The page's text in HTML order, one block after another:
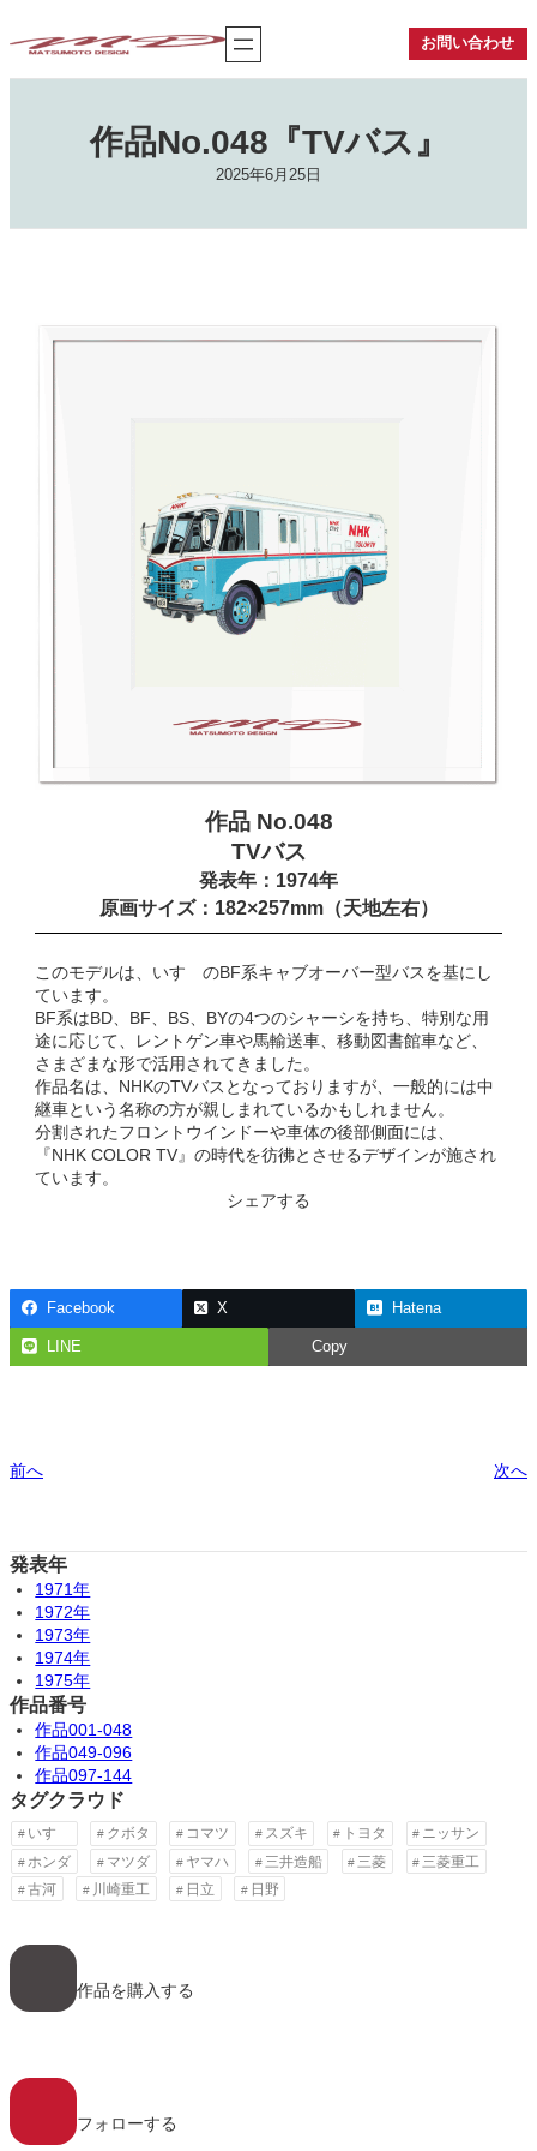
容
お問い合わせ
作品No.048『TVバス』
2025年6月25日
作品 No.048
TVバス
発表年：1974年
原画サイズ：182×257mm（天地左右）
このモデルは、いすゞのBF系キャブオーバー型バスを基にし
ています。
BF系はBD、BF、BS、BYの4つのシャーシを持ち、特別な用
途に応じて、レントゲン車や馬輸送車、移動図書館車など、
さまざまな形で活用されてきました。
作品名は、NHKのTVバスとなっておりますが、一般的には中
継車という名称の方が親しまれているかもしれません。
分割されたフロントウインドーや車体の後部側面には、
『NHK COLOR TV』の時代を彷彿とさせるデザインが施され
ています。
シェアする
Facebook X Hatena
LINE Copy
前へ 次へ
発表年
1971年
1972年
1973年
1974年
1975年
作品番号
作品001-048
作品049-096
作品097-144
タグクラウド
いすゞ クボタ コマツ スズキ トヨタ
ニッサン
ホンダ
マツダ ヤマハ 三井造船 三菱
三菱重工
古河
川崎重工 日立 日野
ア
イ
ン
リ
作品を購入する
ア
イ
ン
フォローする